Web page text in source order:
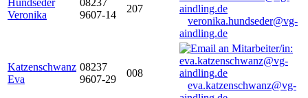
Hundseder
Veronika
08237
9607-14
207
veronika.hundseder@vg-
aindling.de
Katzenschwanz
Eva
08237
9607-29
008
eva.katzenschwanz@vg-